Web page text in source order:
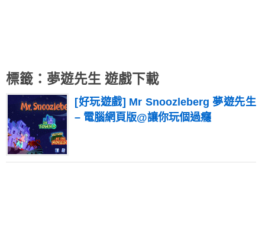
標籤：夢遊先生 遊戲下載
[好玩遊戲] Mr Snoozleberg 夢遊先生
– 電腦網頁版@讓你玩個過癮